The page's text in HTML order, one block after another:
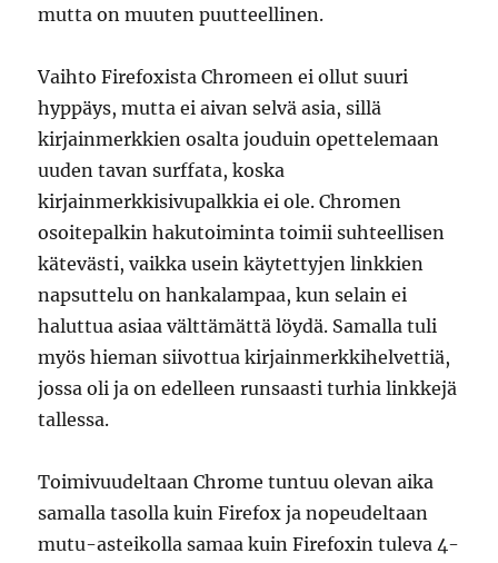
mutta on muuten puutteellinen.
Vaihto Firefoxista Chromeen ei ollut suuri
hyppäys, mutta ei aivan selvä asia, sillä
kirjainmerkkien osalta jouduin opettelemaan
uuden tavan surffata, koska
kirjainmerkkisivupalkkia ei ole. Chromen
osoitepalkin hakutoiminta toimii suhteellisen
kätevästi, vaikka usein käytettyjen linkkien
napsuttelu on hankalampaa, kun selain ei
haluttua asiaa välttämättä löydä. Samalla tuli
myös hieman siivottua kirjainmerkkihelvettiä,
jossa oli ja on edelleen runsaasti turhia linkkejä
tallessa.
Toimivuudeltaan Chrome tuntuu olevan aika
samalla tasolla kuin Firefox ja nopeudeltaan
mutu-asteikolla samaa kuin Firefoxin tuleva 4-